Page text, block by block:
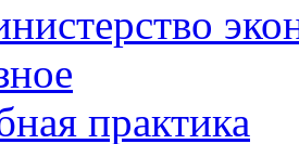
практика